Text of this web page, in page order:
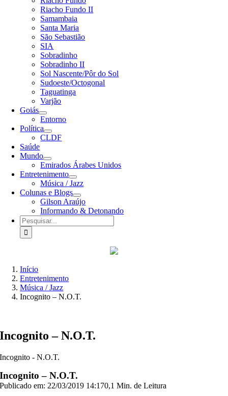
Riacho Fundo II
Samambaia
Santa Maria
São Sebastião
SIA
Sobradinho
Sobradinho II
Sol Nascente/Pôr do Sol
Sudoeste/Octogonal
Taguatinga
Varjão
Goiás
Entorno
Política
CLDF
Saúde
Mundo
Emirados Árabes Unidos
Entretenimento
Música / Jazz
Colunas e Blogs
Gilson Araújo
Informando & Detonando
Buscar
resultados
para:
Início
Entretenimento
Música / Jazz
Incognito – N.O.T.
Incognito – N.O.T.
Incognito - N.O.T.
Incognito – N.O.T.
Publicado em: 22/03/2019 14:170,1 Min. de Leitura